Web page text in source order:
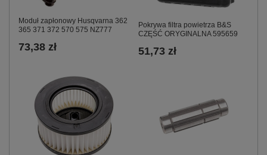
Moduł zapłonowy Husqvarna 362
365 371 372 570 575 NZ777
73,38 zł
Pokrywa filtra powietrza B&S
CZĘŚĆ ORYGINALNA 595659
51,73 zł